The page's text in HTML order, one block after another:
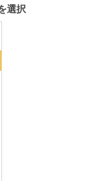
選択